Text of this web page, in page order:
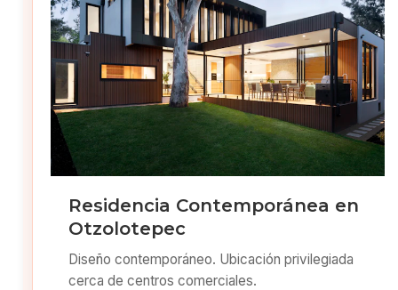
Residencia Contemporánea en
Otzolotepec
Diseño contemporáneo. Ubicación privilegiada
cerca de centros comerciales.